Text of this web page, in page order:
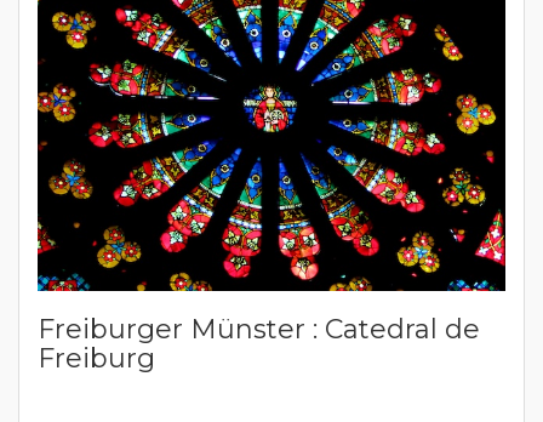
Freiburger Münster : Catedral de
Freiburg